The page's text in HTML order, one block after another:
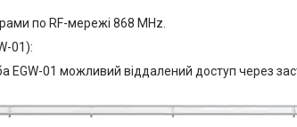
по RF-мережі 868 MHz.
01):
EGW-01 можливий віддалений доступ через